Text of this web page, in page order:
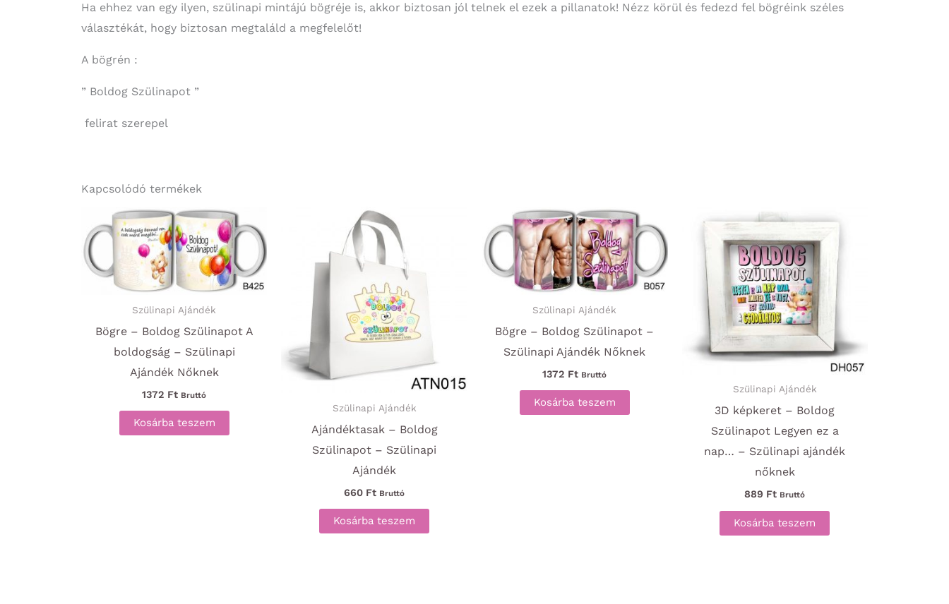
Ha ehhez van egy ilyen, szülinapi mintájú bögréje is, akkor biztosan jól telnek el ezek a pillanatok! Nézz körül és fedezd fel bögréink széles
választékát, hogy biztosan megtaláld a megfelelőt!
A bögrén :
” Boldog Szülinapot ”
felirat szerepel
Kapcsolódó termékek
Szülinapi Ajándék
Bögre – Boldog Szülinapot A
boldogság – Szülinapi
Ajándék Nőknek
1372 Ft Bruttó
Kosárba teszem
Szülinapi Ajándék
Ajándéktasak – Boldog
Szülinapot – Szülinapi
Ajándék
660 Ft Bruttó
Kosárba teszem
Szülinapi Ajándék
Bögre – Boldog Szülinapot –
Szülinapi Ajándék Nőknek
1372 Ft Bruttó
Kosárba teszem
Szülinapi Ajándék
3D képkeret – Boldog
Szülinapot Legyen ez a
nap… – Szülinapi ajándék
nőknek
889 Ft Bruttó
Kosárba teszem